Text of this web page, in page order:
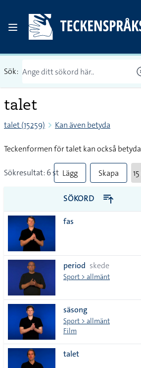
Sök:
talet
talet (15259) Kan även betyda
Teckenformen för talet kan också betyda
Sökresultat: 6 st Lägg
till
alla i
Skapa
PDF
SÖKORD
fas
period skede
Sport > allmänt
säsong
Sport > allmänt
Film
talet